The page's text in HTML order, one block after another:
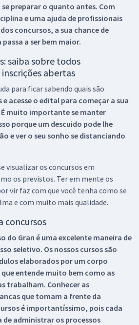
preparar o quanto antes. Com
e uma ajuda de profissionais
concursos, a sua chance de
a ser bem maior.
saiba sobre todos
abertas
para ficar sabendo quais são
acesse o edital para começar a sua
muito importante se manter
porque um descuido pode lhe
e ver o seu sonho se distanciando
visualizar os concursos em
os previstos. Ter em mente os
vir faz com que você tenha como se
e com muito mais qualidade.
concursos
do Gran é uma excelente maneira de
seletivo. Os nossos cursos são
elaborados por um corpo
entende muito bem como as
trabalham. Conhecer as
que tomam a frente da
é importantíssimo, pois cada
de administrar os processos